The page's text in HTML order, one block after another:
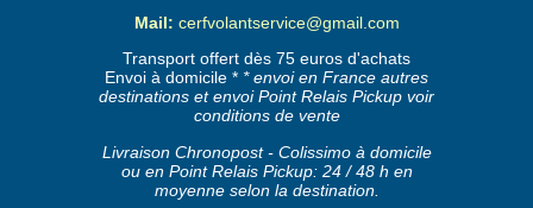
Mail: cerfvolantservice@gmail.com
Transport offert dès 75 euros d'achats
Envoi à domicile * * envoi en France autres
destinations et envoi Point Relais Pickup voir
conditions de vente
Livraison Chronopost - Colissimo à domicile
ou en Point Relais Pickup: 24 / 48 h en
moyenne selon la destination.